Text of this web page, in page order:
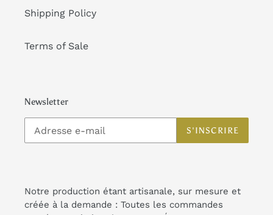
Shipping Policy
Terms of Sale
Newsletter
S'INSCRIRE
Notre production étant artisanale, sur mesure et
créée à la demande : Toutes les commandes